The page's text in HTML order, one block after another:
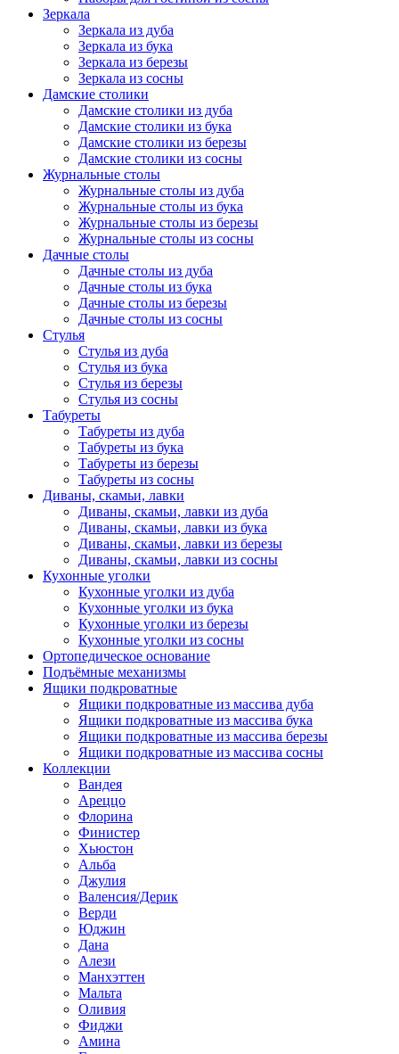
Зеркала
Зеркала из дуба
Зеркала из бука
Зеркала из березы
Зеркала из сосны
Дамские столики
Дамские столики из дуба
Дамские столики из бука
Дамские столики из березы
Дамские столики из сосны
Журнальные столы
Журнальные столы из дуба
Журнальные столы из бука
Журнальные столы из березы
Журнальные столы из сосны
Дачные столы
Дачные столы из дуба
Дачные столы из бука
Дачные столы из березы
Дачные столы из сосны
Стулья
Стулья из дуба
Стулья из бука
Стулья из березы
Стулья из сосны
Табуреты
Табуреты из дуба
Табуреты из бука
Табуреты из березы
Табуреты из сосны
Диваны, скамьи, лавки
Диваны, скамьи, лавки из дуба
Диваны, скамьи, лавки из бука
Диваны, скамьи, лавки из березы
Диваны, скамьи, лавки из сосны
Кухонные уголки
Кухонные уголки из дуба
Кухонные уголки из бука
Кухонные уголки из березы
Кухонные уголки из сосны
Ортопедическое основание
Подъёмные механизмы
Ящики подкроватные
Ящики подкроватные из массива дуба
Ящики подкроватные из массива бука
Ящики подкроватные из массива березы
Ящики подкроватные из массива сосны
Коллекции
Вандея
Ареццо
Флорина
Финистер
Хьюстон
Альба
Джулия
Валенсия/Дерик
Верди
Юджин
Дана
Алези
Манхэттен
Мальта
Оливия
Фиджи
Амина